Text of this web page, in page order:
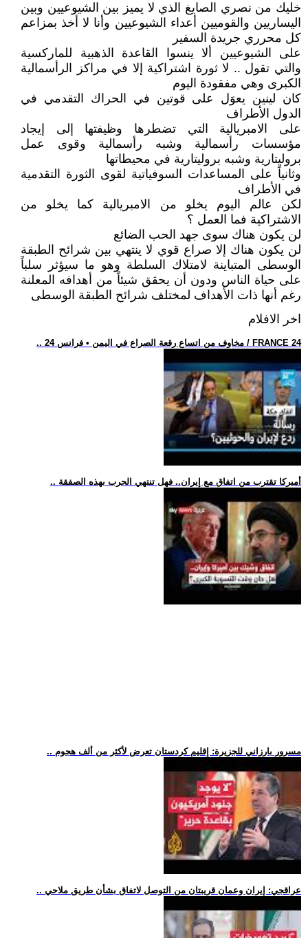
خليك من نصري الصايغ الذي لا يميز بين الشيوعيين وبين
اليساريين والقوميين أعداء الشيوعيين وأنا لا أخذ بمزاعم
كل محرري جريدة السفير
على الشيوعيين ألا ينسوا القاعدة الذهبية للماركسية
والتي تقول .. لا ثورة اشتراكية إلا في مراكز الرأسمالية
الكبرى وهي مفقودة اليوم
كان لينين يعوَل على قوتين في الحراك التقدمي في
الدول الأطراف
على الامبريالية التي تضطرها وظيفتها إلى إيجاد
مؤسسات رأسمالية وشبه رأسمالية وقوى عمل
بروليتارية وشبه بروليتارية في محيطاتها
وثانياً على المساعدات السوفياتية لقوى الثورة التقدمية
في الأطراف
لكن عالم اليوم يخلو من الامبريالية كما يخلو من
الاشتراكية فما العمل ؟
لن يكون هناك سوى جهد الحب الضائع
لن يكون هناك إلا صراع قوي لا ينتهي بين شرائح الطبقة
الوسطى المتباينة لامتلاك السلطة وهو ما سيؤثر سلباً
على حياة الناس ودون أن يحقق شيئاً من أهدافه المعلنة
رغم أنها ذات الأهداف لمختلف شرائح الطبقة الوسطى
اخر الافلام
.. مخاوف من اتساع رقعة الصراع في اليمن • فرانس 24 / FRANCE 24
.. أميركا تقترب من اتفاق مع إيران.. فهل تنتهي الحرب بهذه الصفقة
.. مسرور بارزاني للجزيرة: إقليم كردستان تعرض لأكثر من ألف هجوم
.. عراقجي: إيران وعمان قريبتان من التوصل لاتفاق بشأن طريق ملاحي